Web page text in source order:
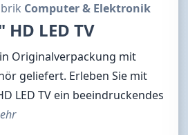
Computer & Elektronik
HD LED TV
Originalverpackung mit
geliefert. Erleben Sie mit
LED TV ein beeindruckendes